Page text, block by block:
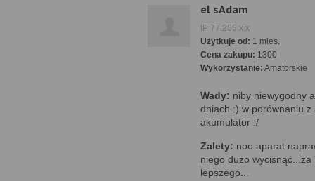
el sAdam
IP 77.255.x.x
Użytkuje od: 1 mies.
Cena zakupu: 1300
Wykorzystanie: Amatorskie
Wady: niby niewygodny
dniach :) w porównaniu z
akumulator :/
Zalety: noo aparat
niego dużo
lepszego...